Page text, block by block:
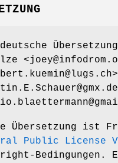
Übersetzung ist
Public License
Bedingungen.